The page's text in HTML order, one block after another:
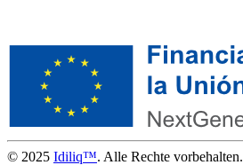
© 2025 Idiliq™. Alle Rechte vorbehalten.